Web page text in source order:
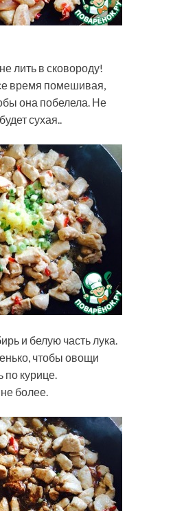
лить в сковороду!
время помешивая,
она побелела. Не
сухая..
и белую часть лука.
чтобы овощи
курице.
более.